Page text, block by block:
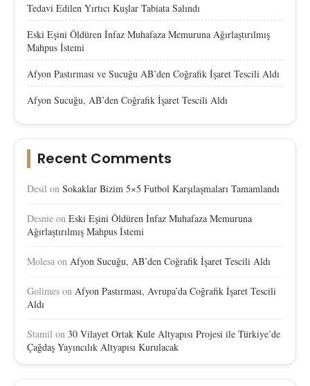
Tedavi Edilen Yırtıcı Kuşlar Tabiata Salındı
Eski Eşini Öldüren İnfaz Muhafaza Memuruna Ağırlaştırılmış
Mahpus İstemi
Afyon Pastırması ve Sucuğu AB’den Coğrafik İşaret Tescili Aldı
Afyon Sucuğu, AB’den Coğrafik İşaret Tescili Aldı
Recent Comments
Desil on Sokaklar Bizim 5×5 Futbol Karşılaşmaları Tamamlandı
Desnie on Eski Eşini Öldüren İnfaz Muhafaza Memuruna
Ağırlaştırılmış Mahpus İstemi
Molesa on Afyon Sucuğu, AB’den Coğrafik İşaret Tescili Aldı
Golimes on Afyon Pastırması, Avrupa’da Coğrafik İşaret Tescili
Aldı
Stamil on 30 Vilayet Ortak Kule Altyapısı Projesi ile Türkiye’de
Çağdaş Yayıncılık Altyapısı Kurulacak